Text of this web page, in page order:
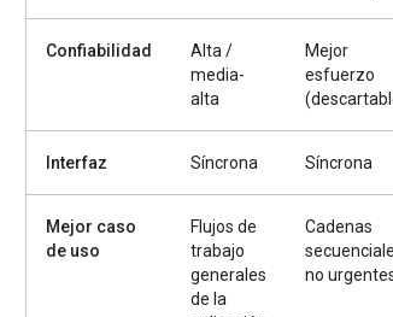
Confiabilidad
Alta /
media-
alta
Mejor
esfuerzo
Interfaz Síncrona Síncrona
Mejor caso
de uso
Flujos de
trabajo
generales
de la
Cadenas
no